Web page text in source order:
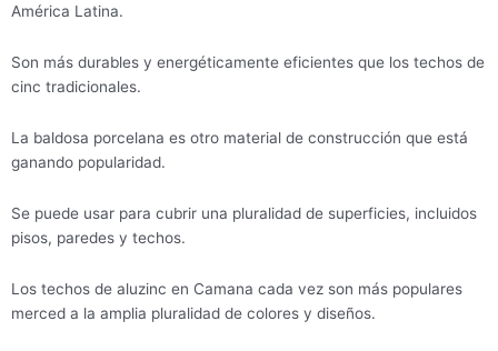
América Latina.
Son más durables y energéticamente eficientes que los techos de
cinc tradicionales.
La baldosa porcelana es otro material de construcción que está
ganando popularidad.
Se puede usar para cubrir una pluralidad de superficies, incluidos
pisos, paredes y techos.
Los techos de aluzinc en Camana cada vez son más populares
merced a la amplia pluralidad de colores y diseños.